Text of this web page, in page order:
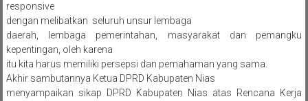
responsive
dengan melibatkan seluruh unsur lembaga
daerah, lembaga pemerintahan, masyarakat dan pemangku
kepentingan, oleh karena
itu kita harus memiliki persepsi dan pemahaman yang sama.
Akhir sambutannya Ketua DPRD Kabupaten Nias
menyampaikan sikap DPRD Kabupaten Nias atas Rencana Kerja